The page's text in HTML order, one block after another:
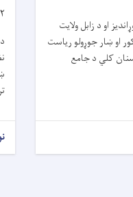
او د زابل ولایت
او ښار جوړولو ریاست
کلي د جامع